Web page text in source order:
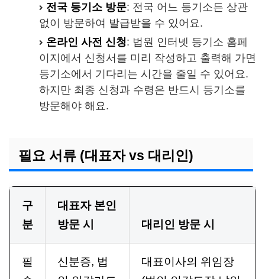
전국 등기소 방문: 전국 어느 등기소든 상관
없이 방문하여 발급받을 수 있어요.
온라인 사전 신청: 법원 인터넷 등기소 홈페
이지에서 신청서를 미리 작성하고 출력해 가면
등기소에서 기다리는 시간을 줄일 수 있어요.
하지만 최종 신청과 수령은 반드시 등기소를
방문해야 해요.
필요 서류 (대표자 vs 대리인)
구
분
대표자 본인
방문 시
대리인 방문 시
필
신분증, 법
대표이사의 위임장